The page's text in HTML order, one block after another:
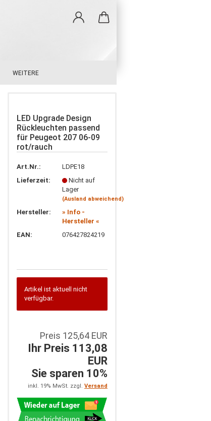
WEITERE
LED Upgrade Design
Rückleuchten passend
für Peugeot 207 06-09
rot/rauch
Art.Nr.:
LDPE18
Lieferzeit:
Nicht auf
Lager
(Ausland abweichend)
Hersteller:
» Info -
Hersteller «
EAN:
076427824219
Artikel ist aktuell nicht
verfügbar.
Preis 125,64 EUR
Ihr Preis 113,08
EUR
Sie sparen 10%
inkl. 19% MwSt. zzgl. Versand